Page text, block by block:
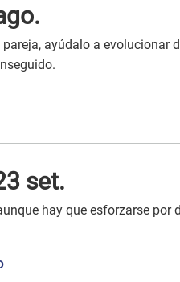
ayúdalo a evolucionar
set.
hay que esforzarse por